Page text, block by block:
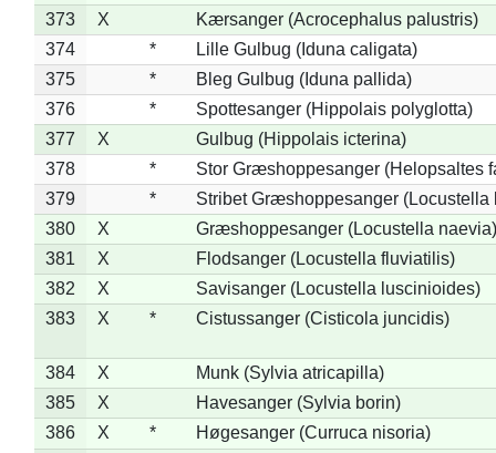
373
X
Kærsanger (Acrocephalus palustris)
374
*
Lille Gulbug (Iduna caligata)
375
*
Bleg Gulbug (Iduna pallida)
376
*
Spottesanger (Hippolais polyglotta)
377
X
Gulbug (Hippolais icterina)
378
*
Stor Græshoppesanger (Helopsaltes
379
*
Stribet Græshoppesanger (Locustella
380
X
Græshoppesanger (Locustella naevia)
381
X
Flodsanger (Locustella fluviatilis)
382
X
Savisanger (Locustella luscinioides)
383
X * Cistussanger (Cisticola juncidis)
384 X
Munk (Sylvia atricapilla)
385
X
Havesanger (Sylvia borin)
386
X *
Høgesanger (Curruca nisoria)